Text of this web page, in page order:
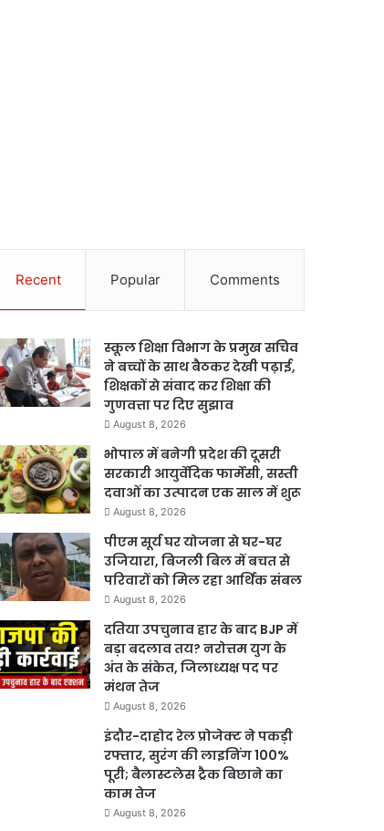
Recent Popular Comments
स्कूल शिक्षा विभाग के प्रमुख सचिव
ने बच्चों के साथ बैठकर देखी पढ़ाई,
शिक्षकों से संवाद कर शिक्षा की
गुणवत्ता पर दिए सुझाव
August 8, 2026
भोपाल में बनेगी प्रदेश की दूसरी
सरकारी आयुर्वेदिक फार्मेसी, सस्ती
दवाओं का उत्पादन एक साल में शुरू
August 8, 2026
पीएम सूर्य घर योजना से घर-घर
उजियारा, बिजली बिल में बचत से
परिवारों को मिल रहा आर्थिक संबल
August 8, 2026
दतिया उपचुनाव हार के बाद BJP में
बड़ा बदलाव तय? नरोत्तम युग के
अंत के संकेत, जिलाध्यक्ष पद पर
मंथन तेज
August 8, 2026
इंदौर-दाहोद रेल प्रोजेक्ट ने पकड़ी
रफ्तार, सुरंग की लाइनिंग 100%
पूरी; बैलास्टलेस ट्रैक बिछाने का
काम तेज
August 8, 2026